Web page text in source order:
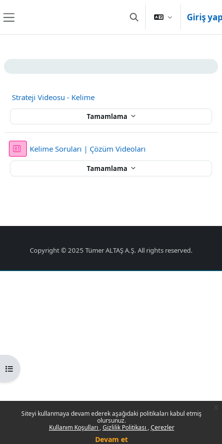
Siteyi kullanmaya devam ederek aşağıdaki politikaları kabul etmiş
olursunuz.
Kullanım Koşulları Gizlilik Politikası Çerezler
Devam et
Arama girişini değiştir
Giriş
Kurs dizinini aç
Bölüm anahatları
Tamamlama
Strateji Videosu - Kelime
Kelime Soruları | Çözüm Videoları
Tamamlama
Copyright © 2025 Tümer ALTAŞ A.Ş. All rights reserved.